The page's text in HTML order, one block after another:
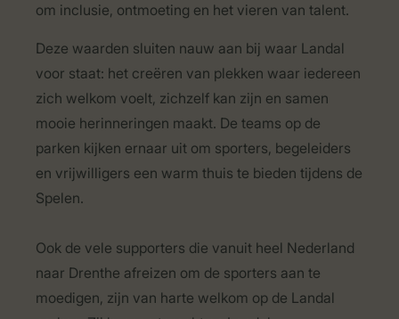
om inclusie, ontmoeting en het vieren van talent.
Deze waarden sluiten nauw aan bij waar Landal
voor staat: het creëren van plekken waar iedereen
zich welkom voelt, zichzelf kan zijn en samen
mooie herinneringen maakt. De teams op de
parken kijken ernaar uit om sporters, begeleiders
en vrijwilligers een warm thuis te bieden tijdens de
Spelen.
Ook de vele supporters die vanuit heel Nederland
naar Drenthe afreizen om de sporters aan te
moedigen, zijn van harte welkom op de Landal